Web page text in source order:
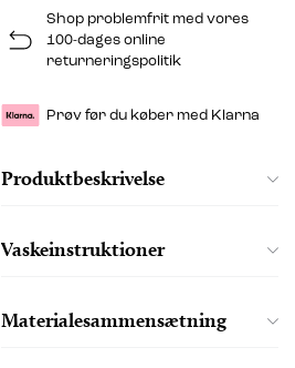
Shop problemfrit med vores
100-dages online
returneringspolitik
Prøv før du køber med Klarna
Produktbeskrivelse
Vaskeinstruktioner
Materialesammensætning